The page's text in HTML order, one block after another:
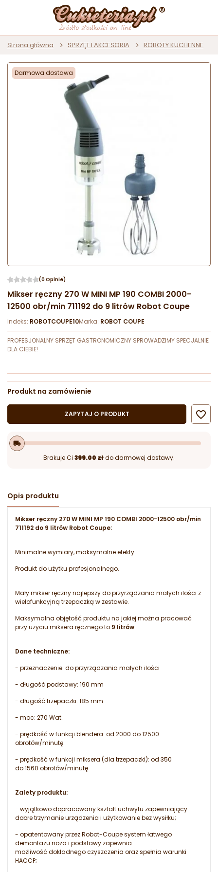
Strona główna SPRZĘT I AKCESORIA ROBOTY KUCHENNE
Darmowa dostawa
(0 Opinie)
Mikser ręczny 270 W MINI MP 190 COMBI 2000-
12500 obr/min 711192 do 9 litrów Robot Coupe
Indeks: ROBOTCOUPE10Marka: ROBOT COUPE
PROFESJONALNY SPRZĘT GASTRONOMICZNY SPROWADZIMY SPECJALNIE
DLA CIEBIE!
Produkt na zamówienie
ZAPYTAJ O PRODUKT 
local_shipping
Brakuje Ci 399.00 złdo darmowej dostawy.
Opis produktu
Mikser ręczny 270 W MINI MP 190 COMBI 2000-12500 obr/min
711192 do 9 litrów Robot Coupe:
Minimalne wymiary, maksymalne efekty.
Produkt do użytku profesjonalnego.
Mały mikser ręczny najlepszy do przyrządzania małych ilości z
wielofunkcyjną trzepaczką w zestawie.
Maksymalna objętość produktu na jakiej można pracować
przy użyciu miksera ręcznego to 9 litrów.
Dane techniczne:
- przeznaczenie: do przyrządzania małych ilości
- długość podstawy: 190 mm
- długość trzepaczki: 185 mm
- moc: 270 Wat.
- prędkość w funkcji blendera: od 2000 do 12500
obrotów/minutę
- prędkość w funkcji miksera (dla trzepaczki): od 350
do 1560 obrotów/minutę
Zalety produktu:
- wyjątkowo dopracowany kształt uchwytu zapewniający
dobre trzymanie urządzenia i użytkowanie bez wysiłku;
- opatentowany przez Robot-Coupe system łatwego
demontażu noża i podstawy zapewnia
możliwość dokładnego czyszczenia oraz spełnia warunki
HACCP;